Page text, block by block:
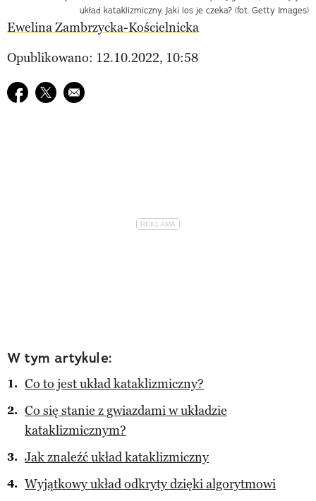
układ kataklizmiczny. Jaki los je czeka? (fot. Getty Images)
Ewelina Zambrzycka-Kościelnicka
Opublikowano: 12.10.2022, 10:58
Udostępnij na facebook
Udostępnij na twitter
E-mail do przyjaciela
W tym artykule:
Co to jest układ kataklizmiczny?
Co się stanie z gwiazdami w układzie
kataklizmicznym?
Jak znaleźć układ kataklizmiczny
Wyjątkowy układ odkryty dzięki algorytmowi